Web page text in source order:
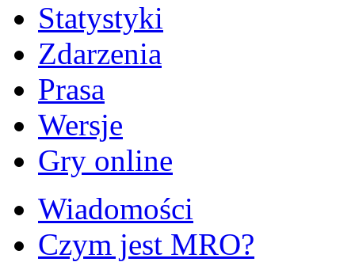
Statystyki
Zdarzenia
Prasa
Wersje
Gry online
Wiadomości
Czym jest MRO?